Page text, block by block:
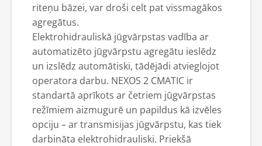
riteņu bāzei, var droši celt pat vissmagākos
agregātus.
Elektrohidrauliskā jūgvārpstas vadība ar
automatizēto jūgvārpstu agregātu ieslēdz
un izslēdz automātiski, tādējādi atvieglojot
operatora darbu. NEXOS 2 CMATIC ir
standartā aprīkots ar četriem jūgvārpstas
režīmiem aizmugurē un papildus kā izvēles
opciju – ar transmisijas jūgvārpstu, kas tiek
darbināta elektrohidrauliski. Priekšā